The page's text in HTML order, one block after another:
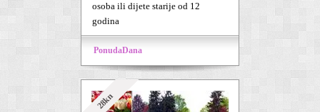
osoba ili dijete starije od 12
godina
PonudaDana
28kn